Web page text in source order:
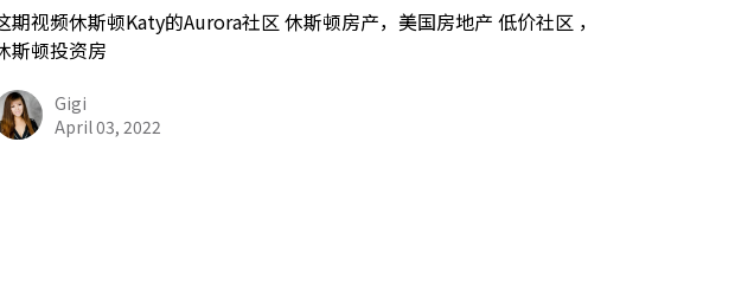
期视频休斯顿Katy的Aurora社区 休斯顿房产，美国房地产 低价社区 ，
斯顿投资房
Gigi
April 03, 2022